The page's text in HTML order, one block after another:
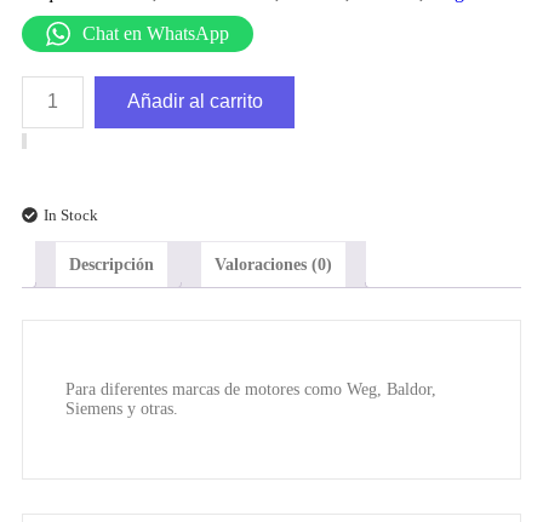
Chat en WhatsApp
Añadir al carrito
In Stock
Descripción Valoraciones (0)
Para diferentes marcas de motores como Weg, Baldor,
Siemens y otras.